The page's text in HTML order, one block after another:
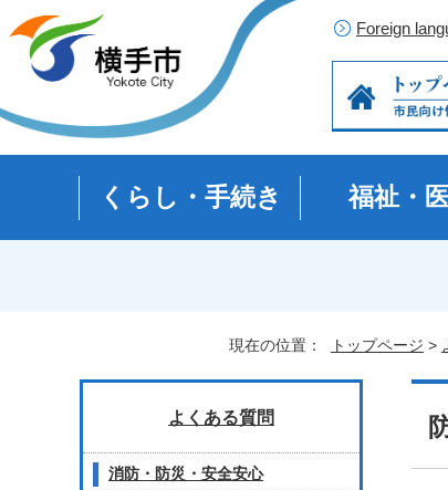
Foreign
くらし・手続き 福祉・
現在の位置： トップページ >
よくある質問
消防・防災・安全安心